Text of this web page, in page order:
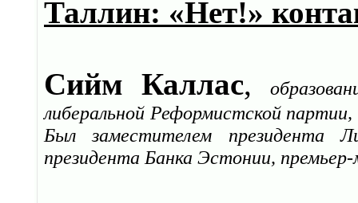
Таллин: «Нет!»
Сийм Каллас,
либеральной Реформистской
Был заместителем президента
президента Банка Эстонии,